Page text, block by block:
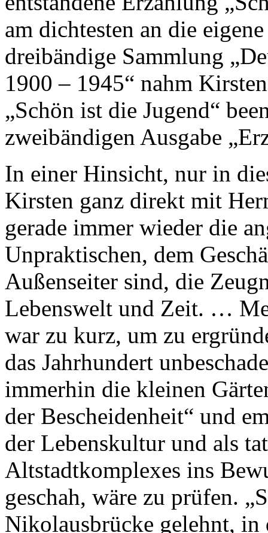
am dichtesten an die
dreibändige Sammlung
1900 – 1945“ nahm
„Schön ist die Jugend“
zweibändigen Ausgabe
In einer Hinsicht, nur in
Kirsten ganz direkt mit
gerade immer wieder die
Unpraktischen, dem
Außenseiter sind, die
Lebenswelt und Zeit. …
war zu kurz, um zu
das Jahrhundert
immerhin die kleinen
der Bescheidenheit“ und
der Lebenskultur und als
Altstadtkomplexes ins
geschah, wäre zu prüfen.
Nikolausbrücke gelehnt, in